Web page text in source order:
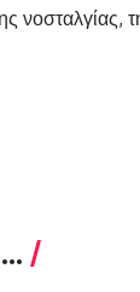
νοσταλγίας,